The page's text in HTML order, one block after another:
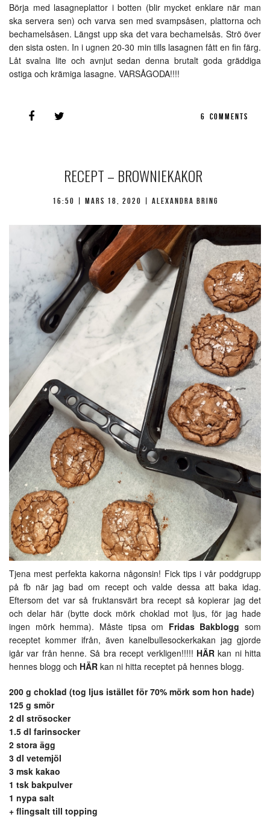
Börja med lasagneplattor i botten (blir mycket enklare när man
ska servera sen) och varva sen med svampsåsen, plattorna och
bechamelsåsen. Längst upp ska det vara bechamelsås. Strö över
den sista osten. In i ugnen 20-30 min tills lasagnen fått en fin färg.
Låt svalna lite och avnjut sedan denna brutalt goda gräddiga
ostiga och krämiga lasagne. VARSÅGODA!!!!
6 COMMENTS
RECEPT – BROWNIEKAKOR
16:50 | mars 18, 2020 | Alexandra Bring
Tjena mest perfekta kakorna någonsin! Fick tips i vår poddgrupp
på fb när jag bad om recept och valde dessa att baka idag.
Eftersom det var så fruktansvärt bra recept så kopierar jag det
och delar här (bytte dock mörk choklad mot ljus, för jag hade
ingen mörk hemma). Måste tipsa om Fridas Bakblogg som
receptet kommer ifrån, även kanelbullesockerkakan jag gjorde
igår var från henne. Så bra recept verkligen!!!!! HÄRkan ni hitta
hennes blogg och HÄR kan ni hitta receptet på hennes blogg.
200 g choklad (tog ljus istället för 70% mörk som hon hade)
125 g smör
2 dl strösocker
1.5 dl farinsocker
2 stora ägg
3 dl vetemjöl
3 msk kakao
1 tsk bakpulver
1 nypa salt
+ flingsalt till topping